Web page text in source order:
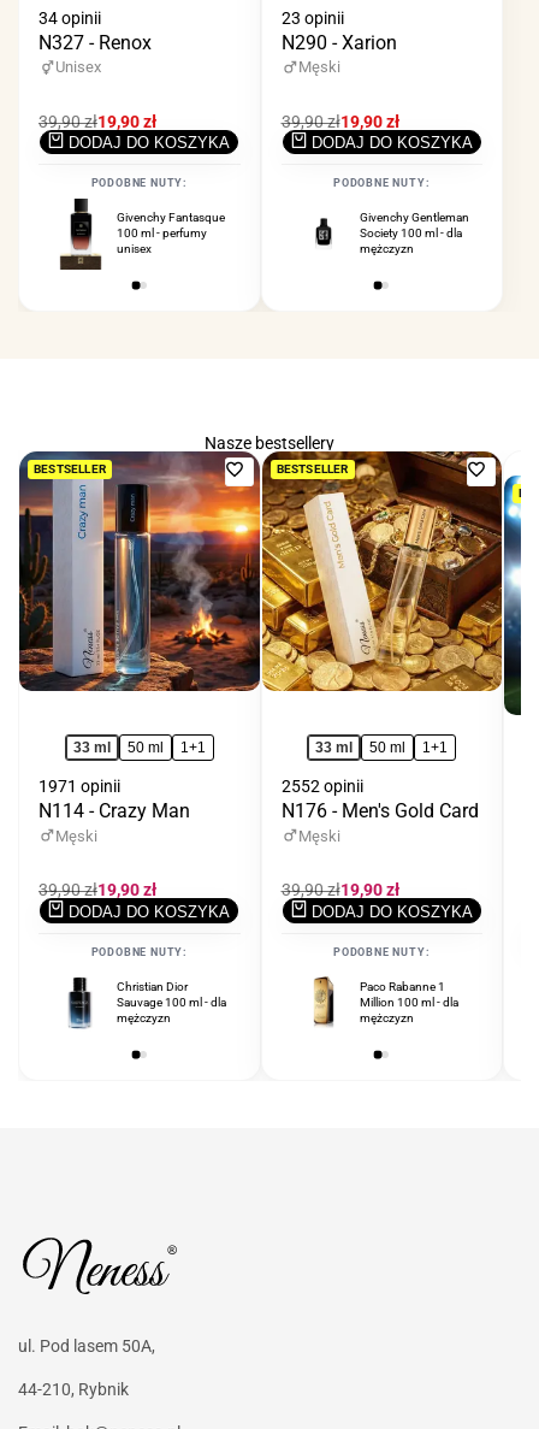
34 opinii
N327 - Renox
Unisex
Cena
regularna
39,90 złCena
promocyjna
19,90 zł
DODAJ DO KOSZYKA
PODOBNE NUTY:
Givenchy Fantasque
100 ml - perfumy
unisex
Chloe Nomade 75 ml
- perfumy dla kobiet
23 opinii
N290 - Xarion
Męski
Cena
regularna
39,90 złCena
promocyjna
19,90 zł
DODAJ DO KOSZYKA
PODOBNE NUTY:
Givenchy Gentleman
Society 100 ml - dla
mężczyzn
Nasze bestsellery
BESTSELLER
Dodaj
do
ulubionych
33 ml 50 ml 1+1
1971 opinii
N114 - Crazy Man
Męski
Cena
regularna
39,90 złCena
promocyjna
19,90 zł
DODAJ DO KOSZYKA
PODOBNE NUTY:
Christian Dior
Sauvage 100 ml - dla
mężczyzn
Ferrari Scuderia Black
125 ml - dla
mężczyzn
BESTSELLER
Dodaj
do
33 ml 50 ml 1+1
2552 opinii
N176 - Men's Gold Card
Męski
Cena
regularna
39,90 złCena
promocyjna
19,90 zł
DODAJ DO KOSZYKA
PODOBNE NUTY:
Paco Rabanne 1
Million 100 ml - dla
mężczyzn
ul. Pod lasem 50A,
44-210, Rybnik